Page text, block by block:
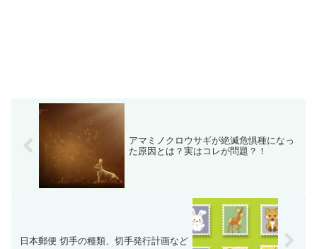
アマミノクロウサギが絶滅危惧種になっ
た原因とは？実はコレが問題？！
日本郵便 切手の種類、切手発行計画など